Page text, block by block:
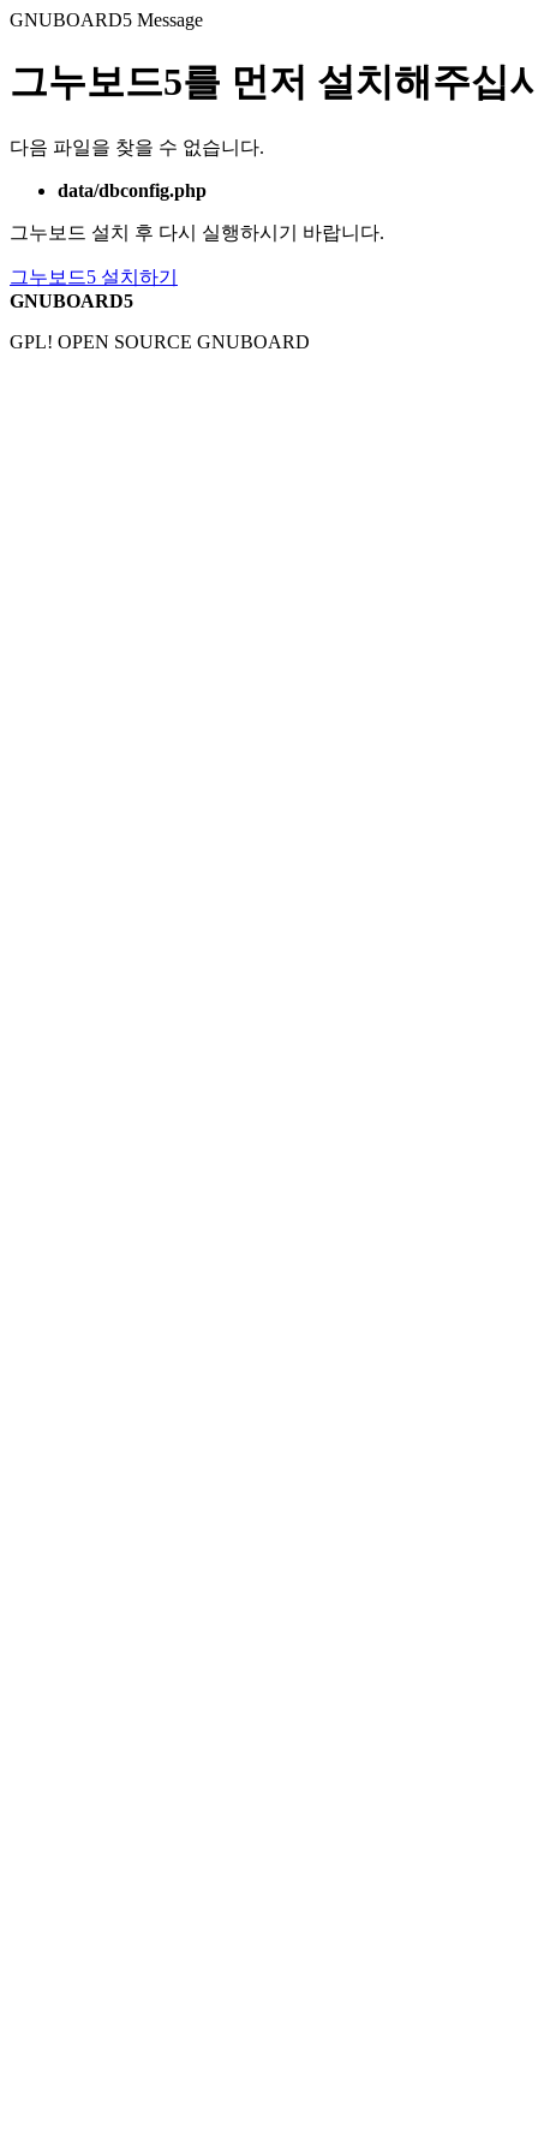
GNUBOARD5 Message
그누보드5를 먼저 설치해주십
다음 파일을 찾을 수 없습니다.
data/dbconfig.php
그누보드 설치 후 다시 실행하시기 바랍니다.
그누보드5 설치하기
GNUBOARD5
GPL! OPEN SOURCE GNUBOARD